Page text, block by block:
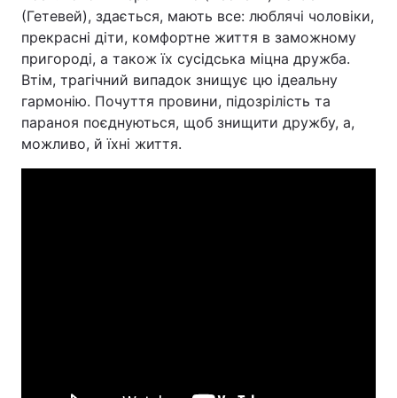
(Гетевей), здається, мають все: люблячі чоловіки,
прекрасні діти, комфортне життя в заможному
пригороді, а також їх сусідська міцна дружба.
Втім, трагічний випадок знищує цю ідеальну
гармонію. Почуття провини, підозрілість та
параноя поєднуються, щоб знищити дружбу, а,
можливо, й їхні життя.